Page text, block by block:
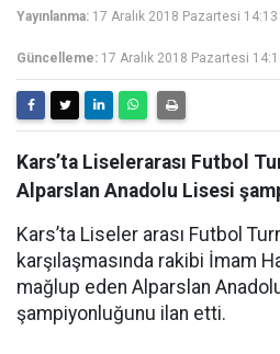
Yayınlanma: 17 Aralık 2018 Pazartesi 14:13
Güncelleme: 17 Aralık 2018 Pazartesi
Kars’ta Liselerarası Futbol
Alparslan Anadolu Lisesi
Kars’ta Liseler arası Futbol
karşılaşmasında rakibi İmam
mağlup eden Alparslan
şampiyonluğunu ilan etti.